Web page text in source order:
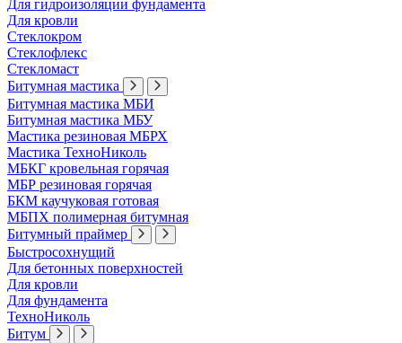
Для гидроизоляции фундамента
Для кровли
Стеклокром
Стеклофлекс
Стекломаст
Битумная мастика
Битумная мастика МБИ
Битумная мастика МБУ
Мастика резиновая МБРХ
Мастика ТехноНиколь
МБКГ кровельная горячая
МБР резиновая горячая
БКМ каучуковая готовая
МБПХ полимерная битумная
Битумный праймер
Быстросохнущий
Для бетонных поверхностей
Для кровли
Для фундамента
ТехноНиколь
Битум